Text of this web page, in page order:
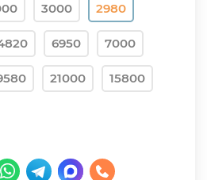
3000 2980
6950 7000
21000 15800